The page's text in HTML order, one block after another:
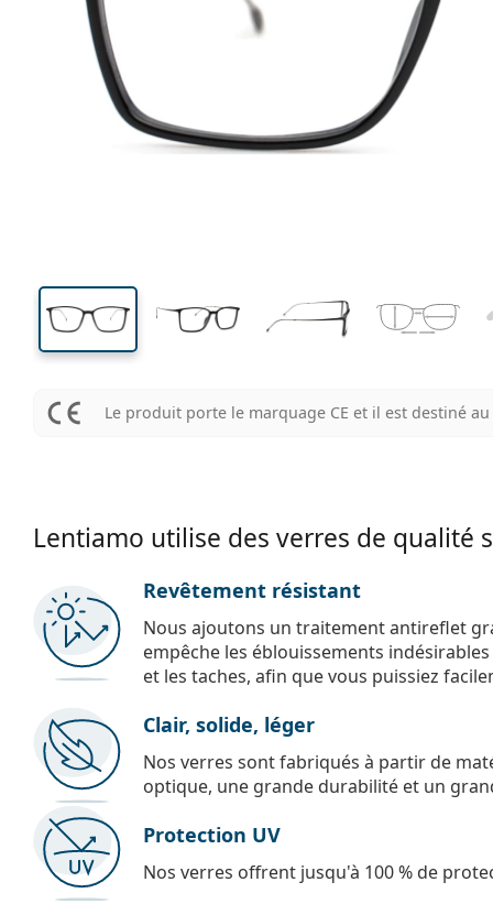
41 mm
Largeur des verres Largeur des verres
Le produit porte le marquage CE et il est destiné
Lentiamo utilise des verres de qualité
Revêtement résistant
Nous ajoutons un traitement antireflet
empêche les éblouissements
et les taches, afin que vous puissiez
Clair, solide, léger
Nos verres sont fabriqués à partir de
optique, une grande durabilité et un
Protection UV
Nos verres offrent jusqu'à 100 % de